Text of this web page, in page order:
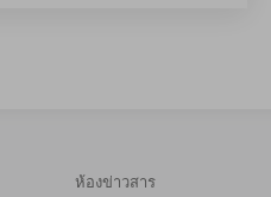
ห้องข่าวสาร